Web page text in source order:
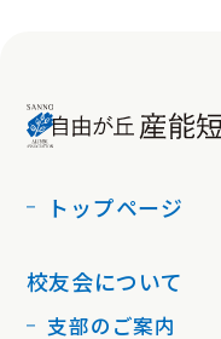
トップページ
校友会について
支部のご案内